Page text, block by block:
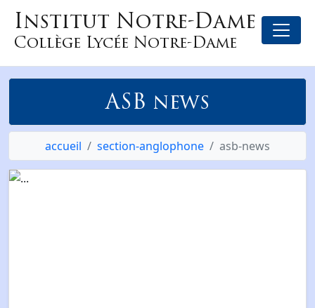
Institut Notre-Dame
Collège Lycée Notre-Dame
ASB news
accueil section-anglophone asb-news